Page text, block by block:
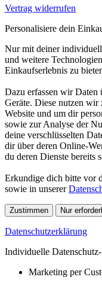
Vertrag widerrufen
Personalisiere dein
Nur mit deiner
und weitere
Einkaufserlebnis zu
Dazu erfassen wir Daten
Geräte. Diese nutzen
Website und um dir
sowie zur Analyse der
deine verschlüsselten
dir über deren Online-
du deren Dienste bereits
Erkundige dich bitte vor
sowie in unserer
Zustimmen Nur
Datenschutzerklärung
Individuelle
Marketing per